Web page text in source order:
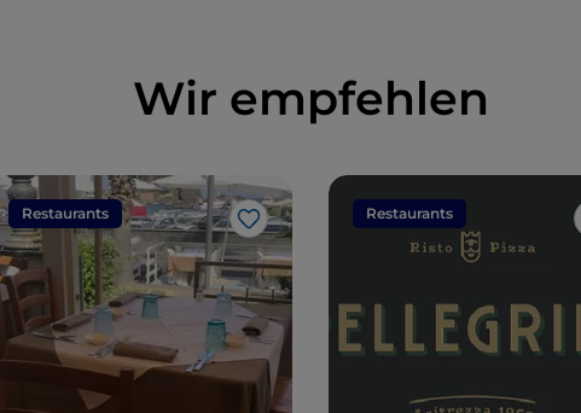
Wir empfehlen
Restaurants
Like
Restaurants